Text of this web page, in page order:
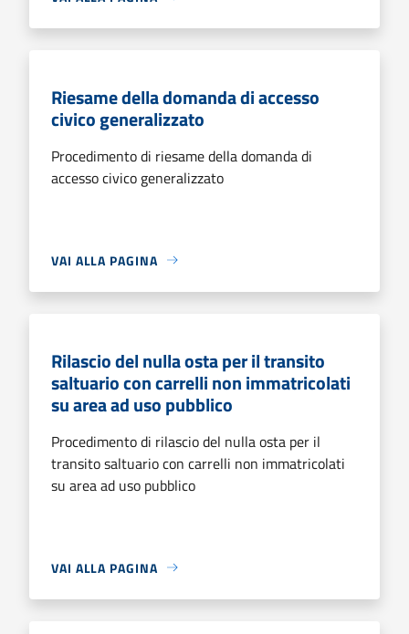
Riesame della domanda di accesso
civico generalizzato
Procedimento di riesame della domanda di
accesso civico generalizzato
VAI ALLA PAGINA
Rilascio del nulla osta per il transito
saltuario con carrelli non immatricolati
su area ad uso pubblico
Procedimento di rilascio del nulla osta per il
transito saltuario con carrelli non immatricolati
su area ad uso pubblico
VAI ALLA PAGINA